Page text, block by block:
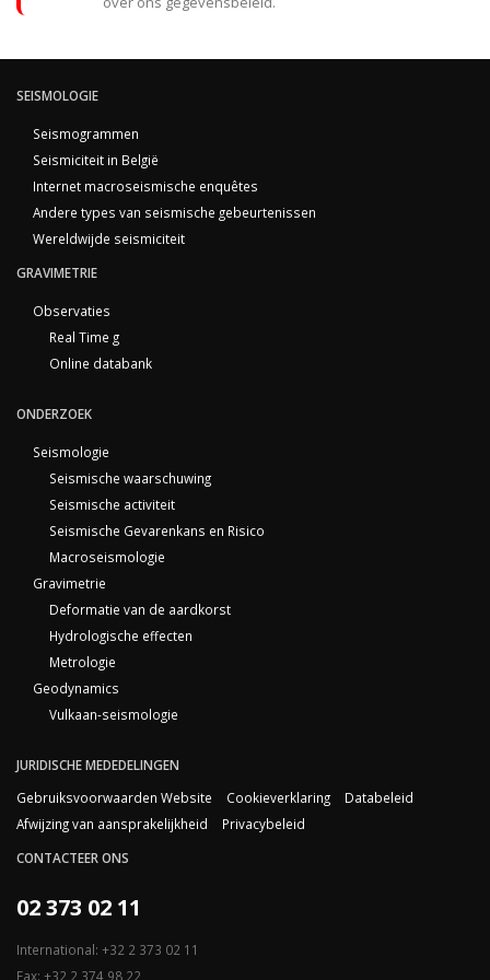
SEISMOLOGIE
Seismogrammen
Seismiciteit in België
Internet macroseismische enquêtes
Andere types van seismische gebeurtenissen
Wereldwijde seismiciteit
GRAVIMETRIE
Observaties
Real Time g
Online databank
ONDERZOEK
Seismologie
Seismische waarschuwing
Seismische activiteit
Seismische Gevarenkans en Risico
Macroseismologie
Gravimetrie
Deformatie van de aardkorst
Hydrologische effecten
Metrologie
Geodynamics
Vulkaan-seismologie
JURIDISCHE MEDEDELINGEN
Gebruiksvoorwaarden Website
Cookieverklaring
Databeleid
Afwijzing van aansprakelijkheid
Privacybeleid
CONTACTEER ONS
02 373 02 11
International: +32 2 373 02 11
Fax: +32 2 374 98 22